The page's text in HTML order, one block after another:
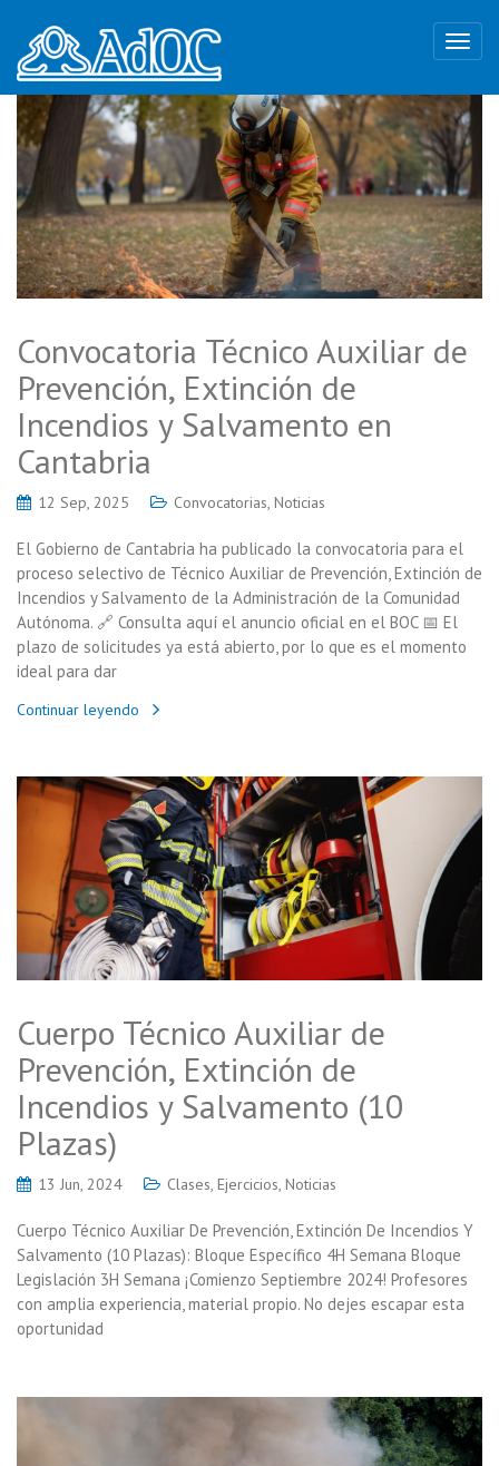
Convocatoria Técnico Auxiliar de
Prevención, Extinción de
Incendios y Salvamento en
Cantabria
12 Sep, 2025 Convocatorias, Noticias
El Gobierno de Cantabria ha publicado la convocatoria para el
proceso selectivo de Técnico Auxiliar de Prevención, Extinción de
Incendios y Salvamento de la Administración de la Comunidad
Autónoma. 🔗 Consulta aquí el anuncio oficial en el BOC 📅 El
plazo de solicitudes ya está abierto, por lo que es el momento
ideal para dar
Continuar leyendo
Cuerpo Técnico Auxiliar de
Prevención, Extinción de
Incendios y Salvamento (10
Plazas)
13 Jun, 2024 Clases, Ejercicios, Noticias
Cuerpo Técnico Auxiliar De Prevención, Extinción De Incendios Y
Salvamento (10 Plazas): Bloque Específico 4H Semana Bloque
Legislación 3H Semana ¡Comienzo Septiembre 2024! Profesores
con amplia experiencia, material propio. No dejes escapar esta
oportunidad